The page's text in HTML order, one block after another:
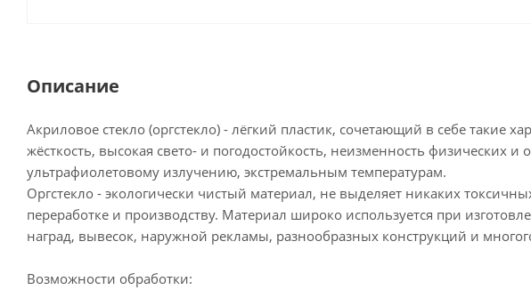
Описание
Акриловое стекло (оргстекло) - лёгкий пластик, сочетающий в себе такие
жёсткость, высокая свето- и погодостойкость, неизменность физических и
ультрафиолетовому излучению, экстремальным температурам.
Оргстекло - экологически чистый материал, не выделяет никаких
переработке и производству. Материал широко используется при
наград, вывесок, наружной рекламы, разнообразных конструкций и
Возможности обработки: